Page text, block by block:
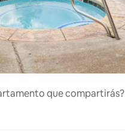
que compartirás?